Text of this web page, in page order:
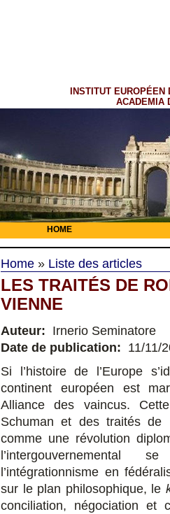
INSTITUT EUROPÉEN
ACADEMIA
HOME
Home » Liste des articles
LES TRAITÉS DE
VIENNE
Auteur: Irnerio Seminatore
Date de publication: 11/11/
Si l’histoire de l’Europe
continent européen est
Alliance des vaincus.
Schuman et des traités
comme une révolution
l’intergouvernemental
l’intégrationnisme en
sur le plan philosophique, le
conciliation, négociation